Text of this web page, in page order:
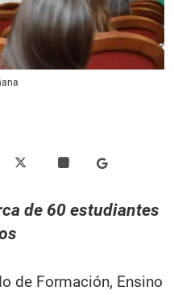
de 60 estudiantes
de Formación, Ensino